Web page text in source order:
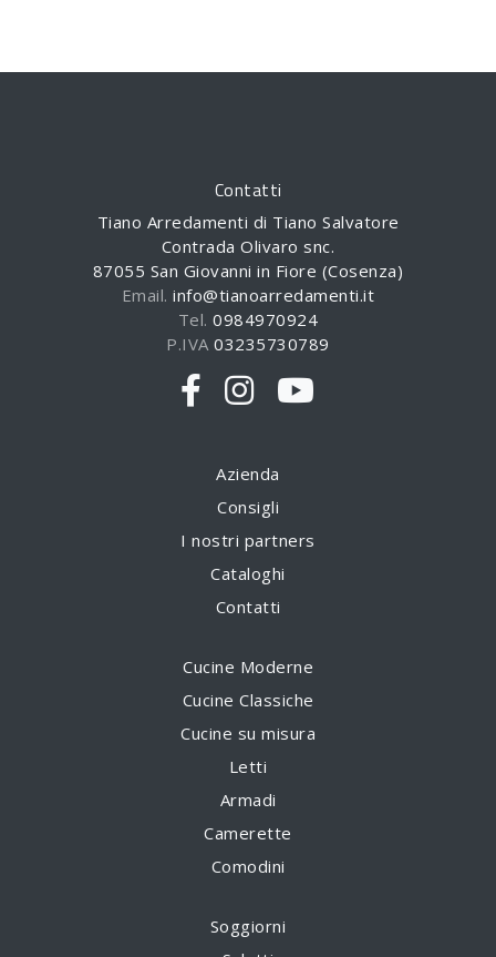
Contatti
Tiano Arredamenti di Tiano Salvatore
Contrada Olivaro snc.
87055 San Giovanni in Fiore (Cosenza)
Email.info@tianoarredamenti.it
Tel.0984970924
P.IVA03235730789
Azienda
Consigli
I nostri partners
Cataloghi
Contatti
Cucine Moderne
Cucine Classiche
Cucine su misura
Letti
Armadi
Camerette
Comodini
Soggiorni